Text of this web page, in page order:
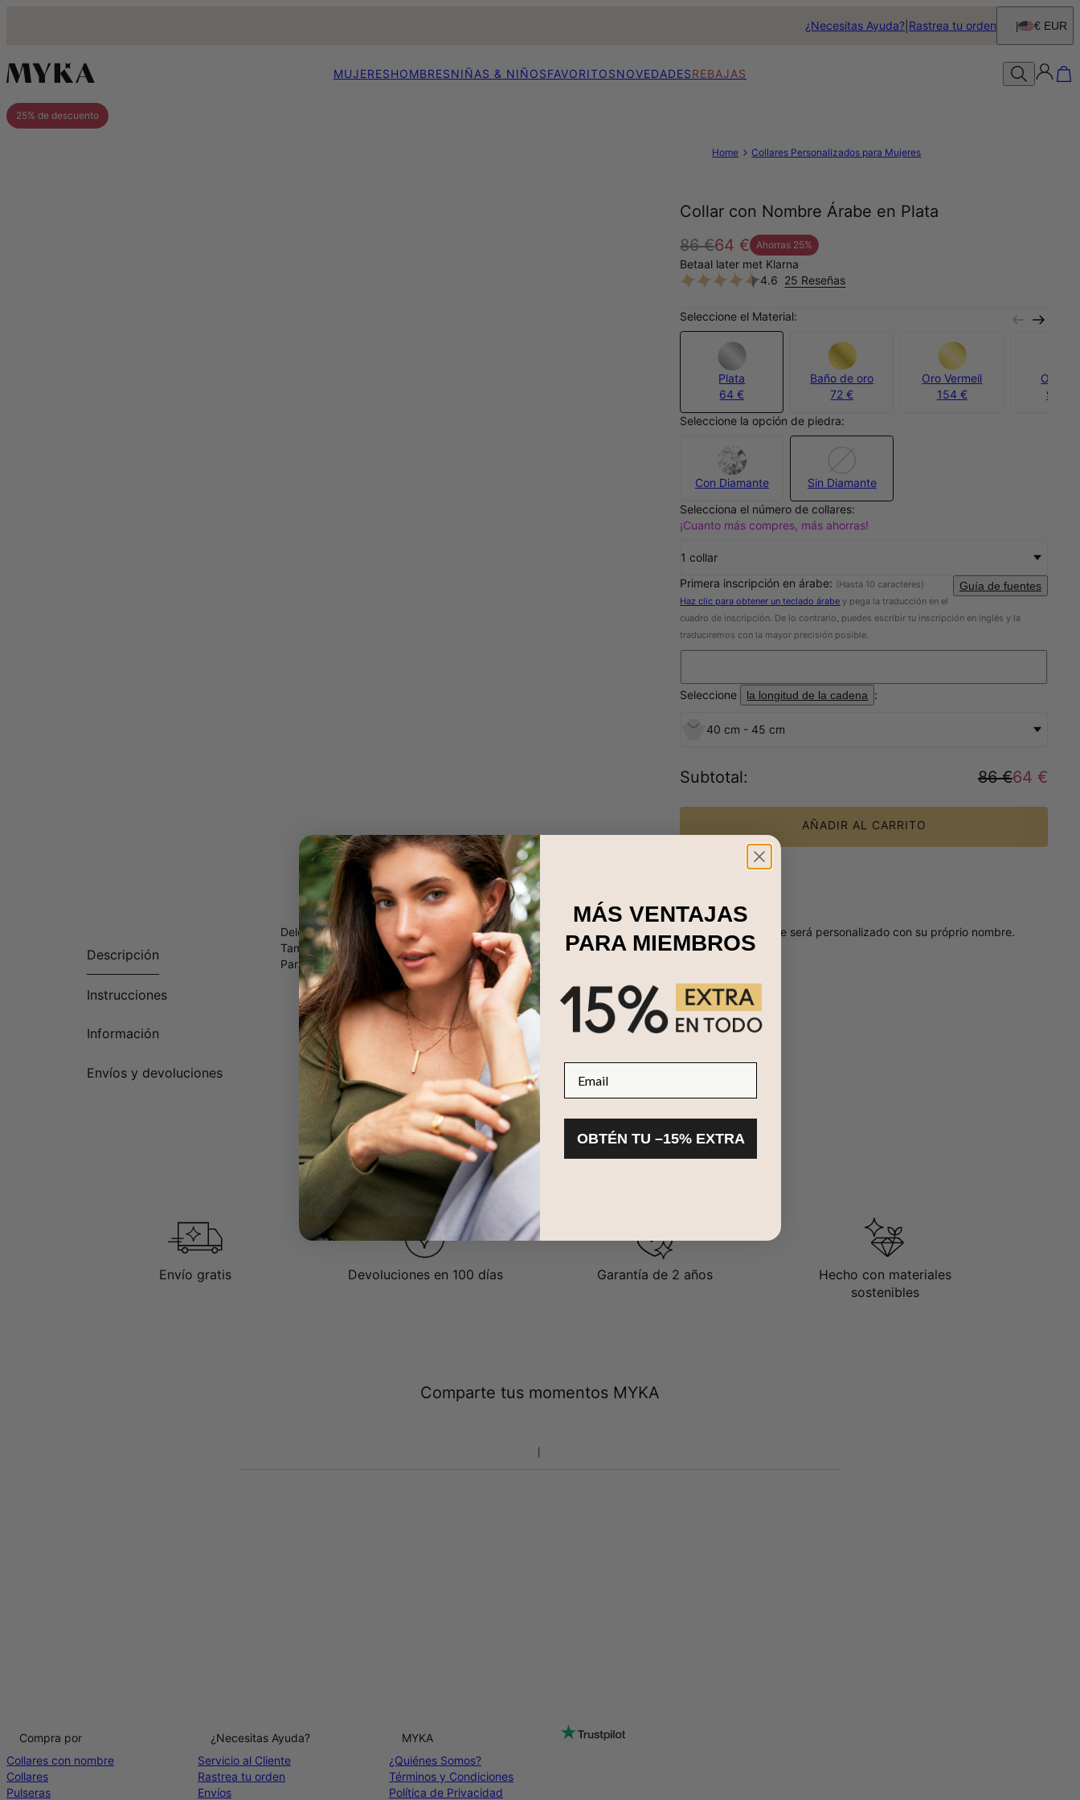
¿Necesitas Ayuda? Rastrea tu orden € EUR
MUJERESHOMBRESNIÑAS & NIÑOSFAVORITOSNOVEDADESREBAJAS
25% de descuento
Home Collares Personalizados para Mujeres
Collar con Nombre Árabe en Plata
86 €64 € Ahorras 25%
Betaal later met Klarna
4.6 25 Reseñas
Seleccione el Material:
Plata
64 €
Baño de oro
72 €
Oro Vermeil
154 €
Oro
950 €
Seleccione la opción de piedra:
Con Diamante
Sin Diamante
Selecciona el número de collares:
¡Cuanto más compres, más ahorras!
1 collar
Primera inscripción en árabe: (Hasta 10 caracteres) Guía de fuentes
Haz clic para obtener un teclado árabe y pega la traducción en el
cuadro de inscripción. De lo contrario, puedes escribir tu inscripción en inglés y la
traduciremos con la mayor precisión posible.
Seleccione la longitud de la cadena :
40 cm - 45 cm
Subtotal: 86 €64 €
AÑADIR AL CARRITO
Descripción
Instrucciones
Información
Envíos y devoluciones
Deleitese en el exótico Oriente Medio con este collar con Nombre en Árabe de
, que será personalizado con su próprio nombre.
También está disponible enChapado en Oro 18k.
Para joyas con nombre similares, visita nuestra colección de
Envío gratis Devoluciones en 100 días Garantía de 2 años
Hecho con materiales
sostenibles
Comparte tus momentos MYKA
Compra por
Collares con nombre
Collares
Pulseras
¿Necesitas Ayuda?
Servicio al Cliente
Rastrea tu orden
Envíos
MYKA
¿Quiénes Somos?
Términos y Condiciones
Política de Privacidad
MÁS VENTAJAS
PARA MIEMBROS
OBTÉN TU –15% EXTRA